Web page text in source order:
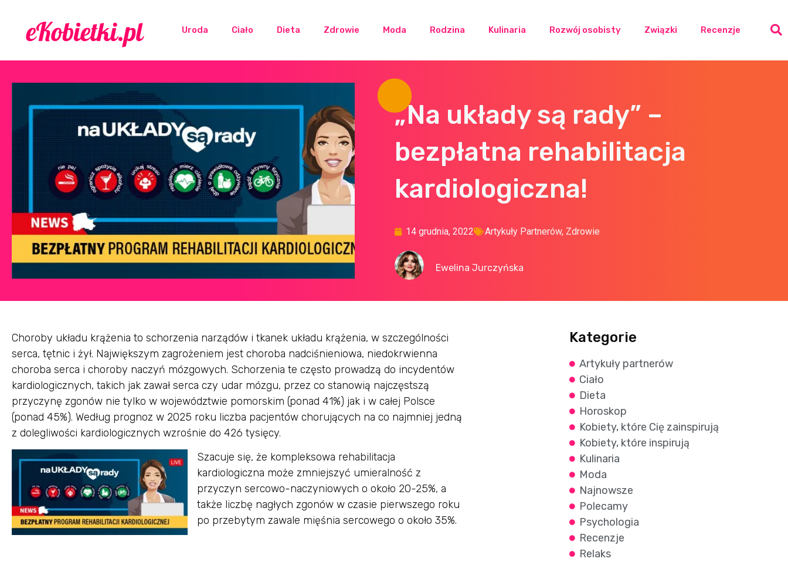
Uroda Ciało Dieta Zdrowie Moda Rodzina Kulinaria Rozwój osobisty Związki Recenzje
„Na układy są rady” –
bezpłatna rehabilitacja
kardiologiczna!
14 grudnia, 2022 Artykuły Partnerów, Zdrowie
Ewelina Jurczyńska
Choroby układu krążenia to schorzenia narządów i tkanek układu krążenia, w szczególności
serca, tętnic i żył. Największym zagrożeniem jest choroba nadciśnieniowa, niedokrwienna
choroba serca i choroby naczyń mózgowych. Schorzenia te często prowadzą do incydentów
kardiologicznych, takich jak zawał serca czy udar mózgu, przez co stanowią najczęstszą
przyczynę zgonów nie tylko w województwie pomorskim (ponad 41%) jak i w całej Polsce
(ponad 45%). Według prognoz w 2025 roku liczba pacjentów chorujących na co najmniej jedną
z dolegliwości kardiologicznych wzrośnie do 426 tysięcy.
Szacuje się, że kompleksowa rehabilitacja
kardiologiczna może zmniejszyć umieralność z
przyczyn sercowo-naczyniowych o około 20-25%, a
także liczbę nagłych zgonów w czasie pierwszego roku
po przebytym zawale mięśnia sercowego o około 35%.
Kategorie
Artykuły partnerów
Ciało
Dieta
Horoskop
Kobiety, które Cię zainspirują
Kobiety, które inspirują
Kulinaria
Moda
Najnowsze
Polecamy
Psychologia
Recenzje
Relaks